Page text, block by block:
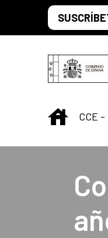
Saltar al contenido
INICIO
CCE -
Centro